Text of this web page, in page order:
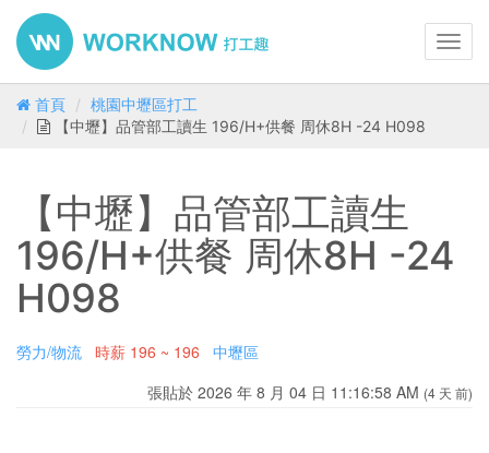
首頁
桃園中壢區打工
【中壢】品管部工讀生 196/H+供餐 周休8H -24 H098
【中壢】品管部工讀生
196/H+供餐 周休8H -24
H098
勞力/物流 時薪 196 ~ 196
中壢區
張貼於 2026 年 8 月 04 日 11:16:58 AM (4 天 前)